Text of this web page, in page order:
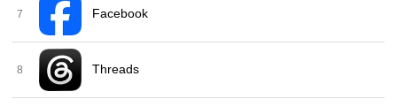
7 Facebook
8 Threads